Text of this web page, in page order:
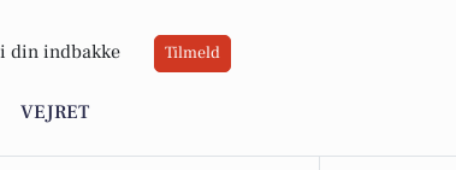
din indbakke Tilmeld
VEJRET